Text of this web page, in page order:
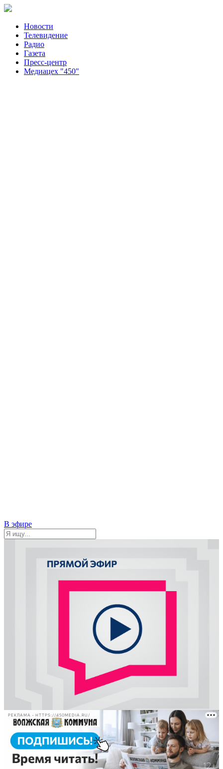
Новости
Телевидение
Радио
Газета
Пресс-центр
Медиацех "450"
В эфире
РЕКЛАМА • HTTPS://450MEDIA.RU/